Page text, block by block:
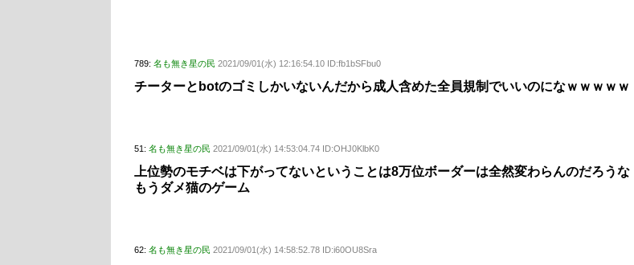
789: 名も無き星の民 2021/09/01(水) 12:16:54.10 ID:fb1bSFbu0
チーターとbotのゴミしかいないんだから成人含めた全員規制でいいのになｗｗｗｗｗ
51: 名も無き星の民 2021/09/01(水) 14:53:04.74 ID:OHJ0KlbK0
上位勢のモチベは下がってないということは8万位ボーダーは全然変わらんのだろうな
もうダメ猫のゲーム
62: 名も無き星の民 2021/09/01(水) 14:58:52.78 ID:i60OU8Sra